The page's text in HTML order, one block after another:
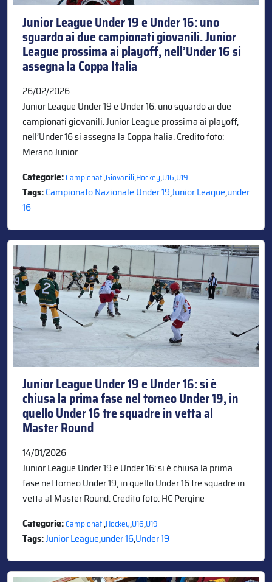
Junior League Under 19 e Under 16: uno
sguardo ai due campionati giovanili. Junior
League prossima ai playoff, nell’Under 16 si
assegna la Coppa Italia
26/02/2026
Junior League Under 19 e Under 16: uno sguardo ai due
campionati giovanili. Junior League prossima ai playoff,
nell’Under 16 si assegna la Coppa Italia. Credito foto:
Merano Junior
Categorie:Campionati,Giovanili,Hockey,U16,U19
Tags:Campionato Nazionale Under 19,Junior League,under
16
Junior League Under 19 e Under 16: si è
chiusa la prima fase nel torneo Under 19, in
quello Under 16 tre squadre in vetta al
Master Round
14/01/2026
Junior League Under 19 e Under 16: si è chiusa la prima
fase nel torneo Under 19, in quello Under 16 tre squadre in
vetta al Master Round. Credito foto: HC Pergine
Categorie:Campionati,Hockey,U16,U19
Tags:Junior League,under 16,Under 19